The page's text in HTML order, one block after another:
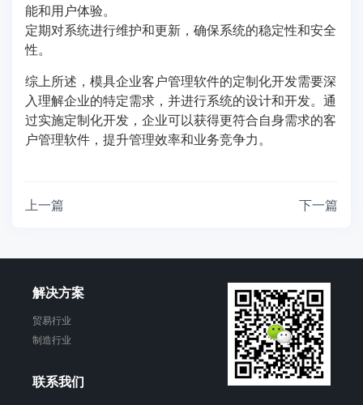
能和用户体验。
定期对系统进行维护和更新，确保系统的稳定性和安全
性。
综上所述，模具企业客户管理软件的定制化开发需要深
入理解企业的特定需求，并进行系统的设计和开发。通
过实施定制化开发，企业可以获得更符合自身需求的客
户管理软件，提升管理效率和业务竞争力。
上一篇 下一篇
解决方案
贸易行业
制造行业
联系我们